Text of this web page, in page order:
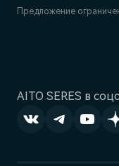
AITO SERES в
Предложение